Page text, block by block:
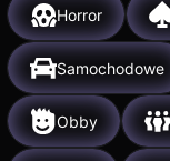
Horror
Samochodowe
Obby